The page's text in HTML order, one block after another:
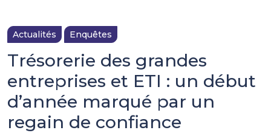
Actualités Enquêtes
Trésorerie des grandes
entreprises et ETI : un début
d’année marqué par un
regain de confiance